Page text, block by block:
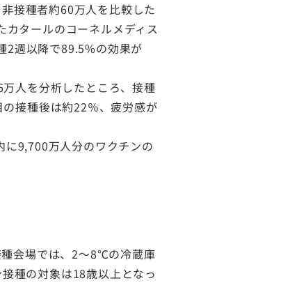
接種者約60万人を比較した
タールのコーネルメディス
2週以降で89.5%の効果が
人を分析したところ、接種
接種後は約22％、疲労感が
9,700万人分のワクチンの
会場では、2〜8℃の冷蔵庫
種の対象は18歳以上となっ